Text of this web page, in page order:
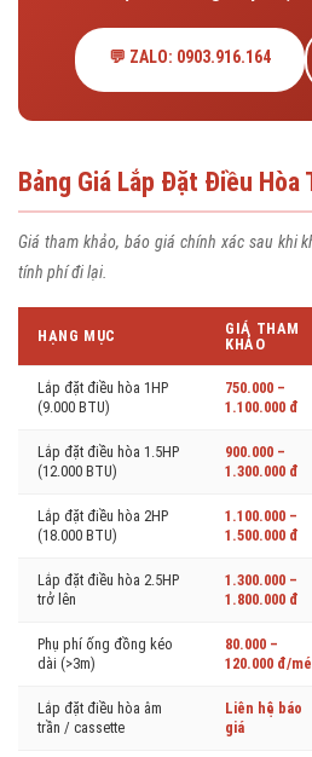
💬 ZALO: 0903.916.164
Bảng Giá Lắp Đặt Điều Hòa
Giá tham khảo, báo giá chính xác sau khi
tính phí đi lại.
HẠNG MỤC
GIÁ THAM
KHẢO
Lắp đặt điều hòa 1HP
(9.000 BTU)
750.000 –
1.100.000 đ
Lắp đặt điều hòa 1.5HP
(12.000 BTU)
900.000 –
1.300.000 đ
Lắp đặt điều hòa 2HP
(18.000 BTU)
1.100.000 –
1.500.000 đ
Lắp đặt điều hòa 2.5HP
trở lên
1.300.000 –
1.800.000 đ
Phụ phí ống đồng kéo
dài (>3m)
80.000 –
120.000 đ/
Lắp đặt điều hòa âm
trần / cassette
Liên hệ báo
giá